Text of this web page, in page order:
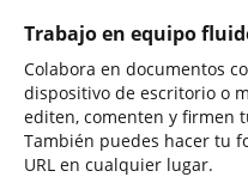
Trabajo en equipo
Colabora en documentos
dispositivo de escritorio o
editen, comenten y firmen
También puedes hacer tu
URL en cualquier lugar.